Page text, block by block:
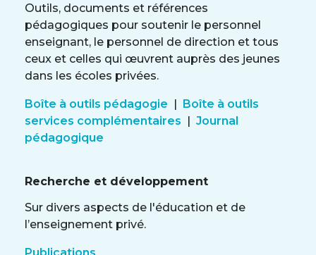
Outils, documents et références
pédagogiques pour soutenir le personnel
enseignant, le personnel de direction et tous
ceux et celles qui œuvrent auprès des jeunes
dans les écoles privées.
Boîte à outils pédagogie | Boîte à outils
services complémentaires | Journal
pédagogique
Recherche et développement
Sur divers aspects de l'éducation et de
l’enseignement privé.
Publications